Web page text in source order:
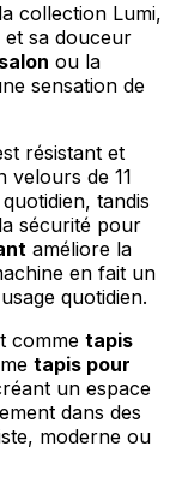
collection Lumi,
et sa douceur
ou la
sensation de
résistant et
velours de 11
tandis
sécurité pour
améliore la
en fait un
quotidien.
comme tapis
tapis pour
un espace
dans des
moderne ou
préférences
tout